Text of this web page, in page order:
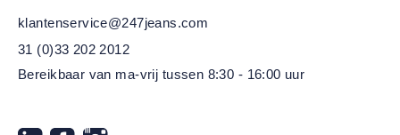
klantenservice@247jeans.com
31 (0)33 202 2012
Bereikbaar van ma-vrij tussen 8:30 - 16:00 uur